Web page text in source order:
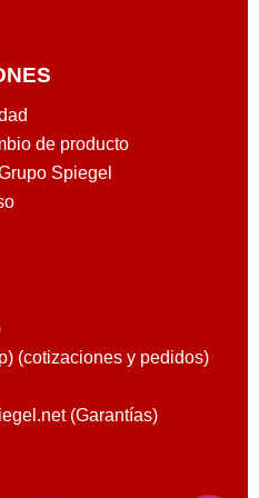
de producto
Spiegel
(cotizaciones y pedidos)
(Garantías)